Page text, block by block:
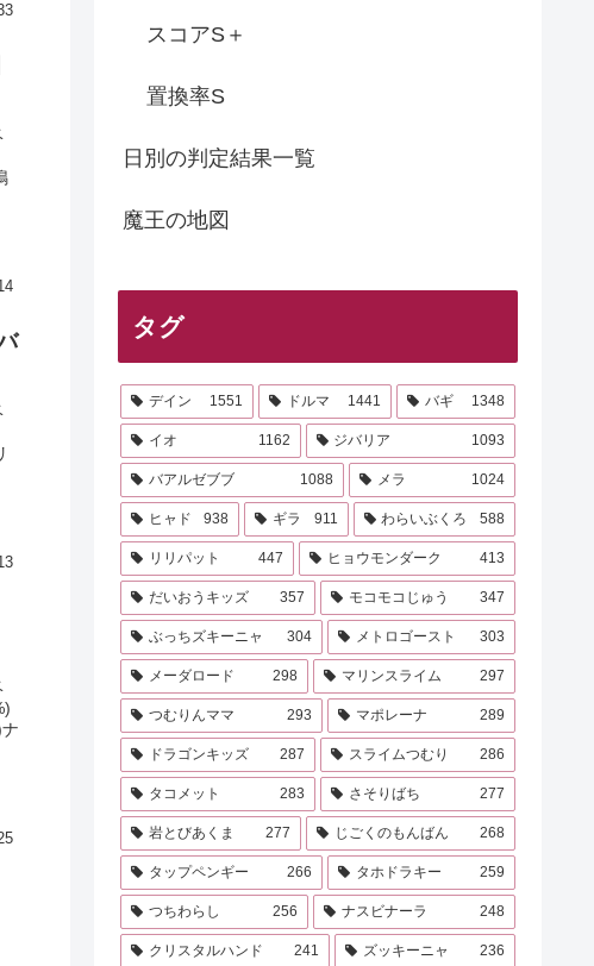
スコアS＋
置換率S
日別の判定結果一覧
魔王の地図
タグ
デイン 1551 ドルマ 1441 バギ 1348
イオ 1162 ジバリア 1093
バアルゼブブ 1088 メラ 1024
ヒャド 938 ギラ 911 わらいぶくろ 588
リリパット 447 ヒョウモンダーク 413
だいおうキッズ 357 モコモコじゅう 347
ぶっちズキーニャ 304 メトロゴースト 303
メーダロード 298 マリンスライム 297
つむりんママ 293 マポレーナ 289
ドラゴンキッズ 287 スライムつむり 286
タコメット 283 さそりばち 277
岩とびあくま 277 じごくのもんばん 268
タップペンギー 266 タホドラキー 259
つちわらし 256 ナスビナーラ 248
クリスタルハンド 241 ズッキーニャ 236